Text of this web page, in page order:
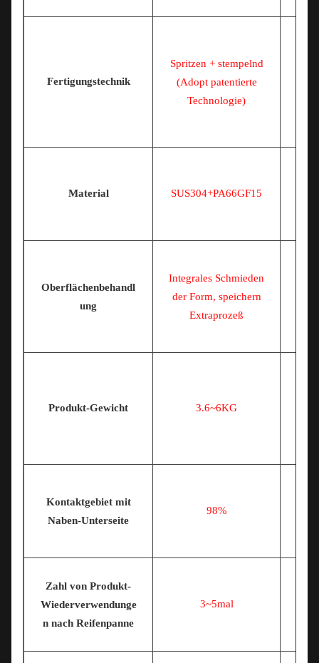
Fertigungstechnik
Spritzen + stempelnd
(Adopt patentierte
Technologie)
Material SUS304+PA66GF15
Oberflächenbehandl
ung
Integrales Schmieden
der Form, speichern
Extraprozeß
Produkt-Gewicht 3.6~6KG
Kontaktgebiet mit
Naben-Unterseite
98%
Zahl von Produkt-
Wiederverwendunge
n nach Reifenpanne
3~5mal